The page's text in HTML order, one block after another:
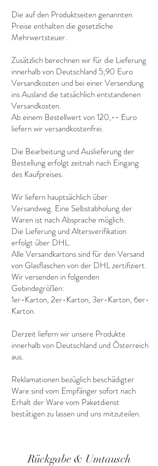
Die auf den Produktseiten genannten
Preise enthalten die gesetzliche
Mehrwertsteuer.
Zusätzlich berechnen wir für die Lieferung
innerhalb von Deutschland 5,90 Euro
Versandkosten und bei einer Versendung
ins Ausland die tatsächlich entstandenen
Versandkosten.
Ab einem Bestellwert von 120,-- Euro
liefern wir versandkostenfrei.
Die Bearbeitung und Auslieferung der
Bestellung erfolgt zeitnah nach Eingang
des Kaufpreises.
Wir liefern hauptsächlich über
Versandweg. Eine Selbstabholung der
Waren ist nach Absprache möglich.
Die Lieferung und Altersverifikation
erfolgt über DHL.
Alle Versandkartons sind für den Versand
von Glasflaschen von der DHL zertifiziert.
Wir versenden in folgenden
Gebindegrößen:
1er-Karton, 2er-Karton, 3er-Karton, 6er-
Karton.
Derzeit liefern wir unsere Produkte
innerhalb von Deutschland und Österreich
aus.
Reklamationen bezüglich beschädigter
Ware sind vom Empfänger sofort nach
Erhalt der Ware vom Paketdienst
bestätigen zu lassen und uns mitzuteilen.
Rückgabe & Umtausch